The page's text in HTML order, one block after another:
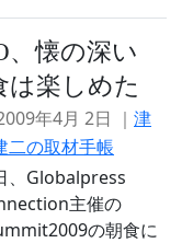
、懐の深い
は楽しめた
年4月 2日 ｜ 津
二の取材手帳
、Globalpress
主催の
の朝食に